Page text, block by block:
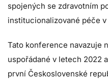
spojených se zdravotním
institucionalizované péče
Tato konference navazuje
uspořádané v letech 2022
první Československé